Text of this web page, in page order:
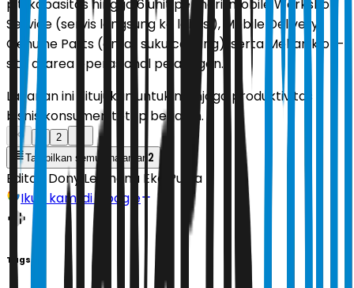
pit, kapasitas hingga 6 unit per hari, mobile Workshop
Service (servis langsung ke lokasi), Mobile Delivery
Genuine Parts (antar suku cadang), serta Mekanik on-
site di area operasional pelanggan.
Layanan ini ditujukan untuk menjaga produktivitas
bisnis konsumen tetap berjalan.
2
Tampilkan semua halaman 2
Editor: Dony Lesmana Eko Putra
Ikuti kami di Google
Tags